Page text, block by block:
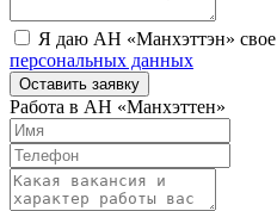
Я даю АН «Манхэттэн» свое
персональных данных
Оставить заявку
Работа в АН «Манхэттен»